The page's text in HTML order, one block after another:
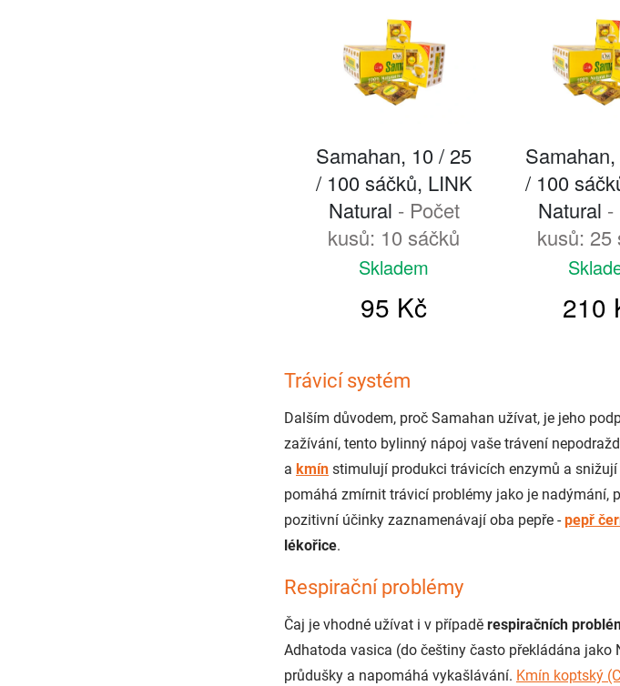
Trávicí systém
Dalším důvodem, proč Samahan užívat, je jeho
zažívání, tento bylinný nápoj vaše trávení
a kmín stimulují produkci trávicích enzymů a
pomáhá zmírnit trávicí problémy jako je nadýmání,
pozitivní účinky zaznamenávají oba pepře -pepř
lékořice.
Respirační problémy
Čaj je vhodné užívat i v případě respiračních
Adhatoda vasica (do češtiny často překládána
průdušky a napomáhá vykašlávání. Kmín koptský